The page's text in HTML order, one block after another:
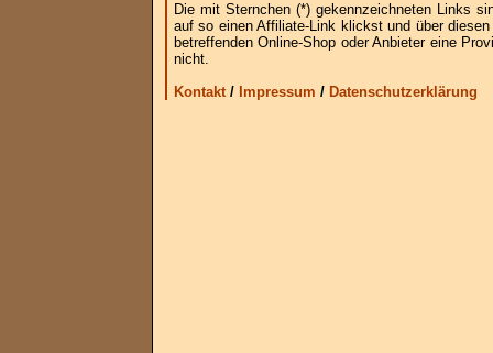
Die mit Sternchen (*) gekennzeichneten Links
auf so einen Affiliate-Link klickst und über
betreffenden Online-Shop oder Anbieter eine
nicht.
Kontakt/ Impressum / Datenschutzerklärung